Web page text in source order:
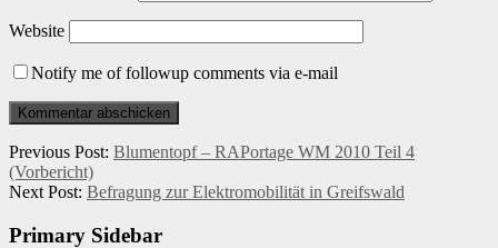
Website
Notify me of followup comments via e-mail
Previous Post: Blumentopf – RAPortage WM 2010 Teil 4
(Vorbericht)
Next Post: Befragung zur Elektromobilität in Greifswald
Primary Sidebar